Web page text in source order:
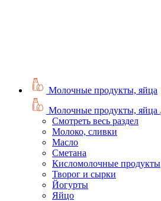
Молочные продукты, яйца
Молочные продукты, яйца
Смотреть весь раздел
Молоко, сливки
Масло
Сметана
Кисломолочные продукты
Творог и сырки
Йогурты
Яйцо